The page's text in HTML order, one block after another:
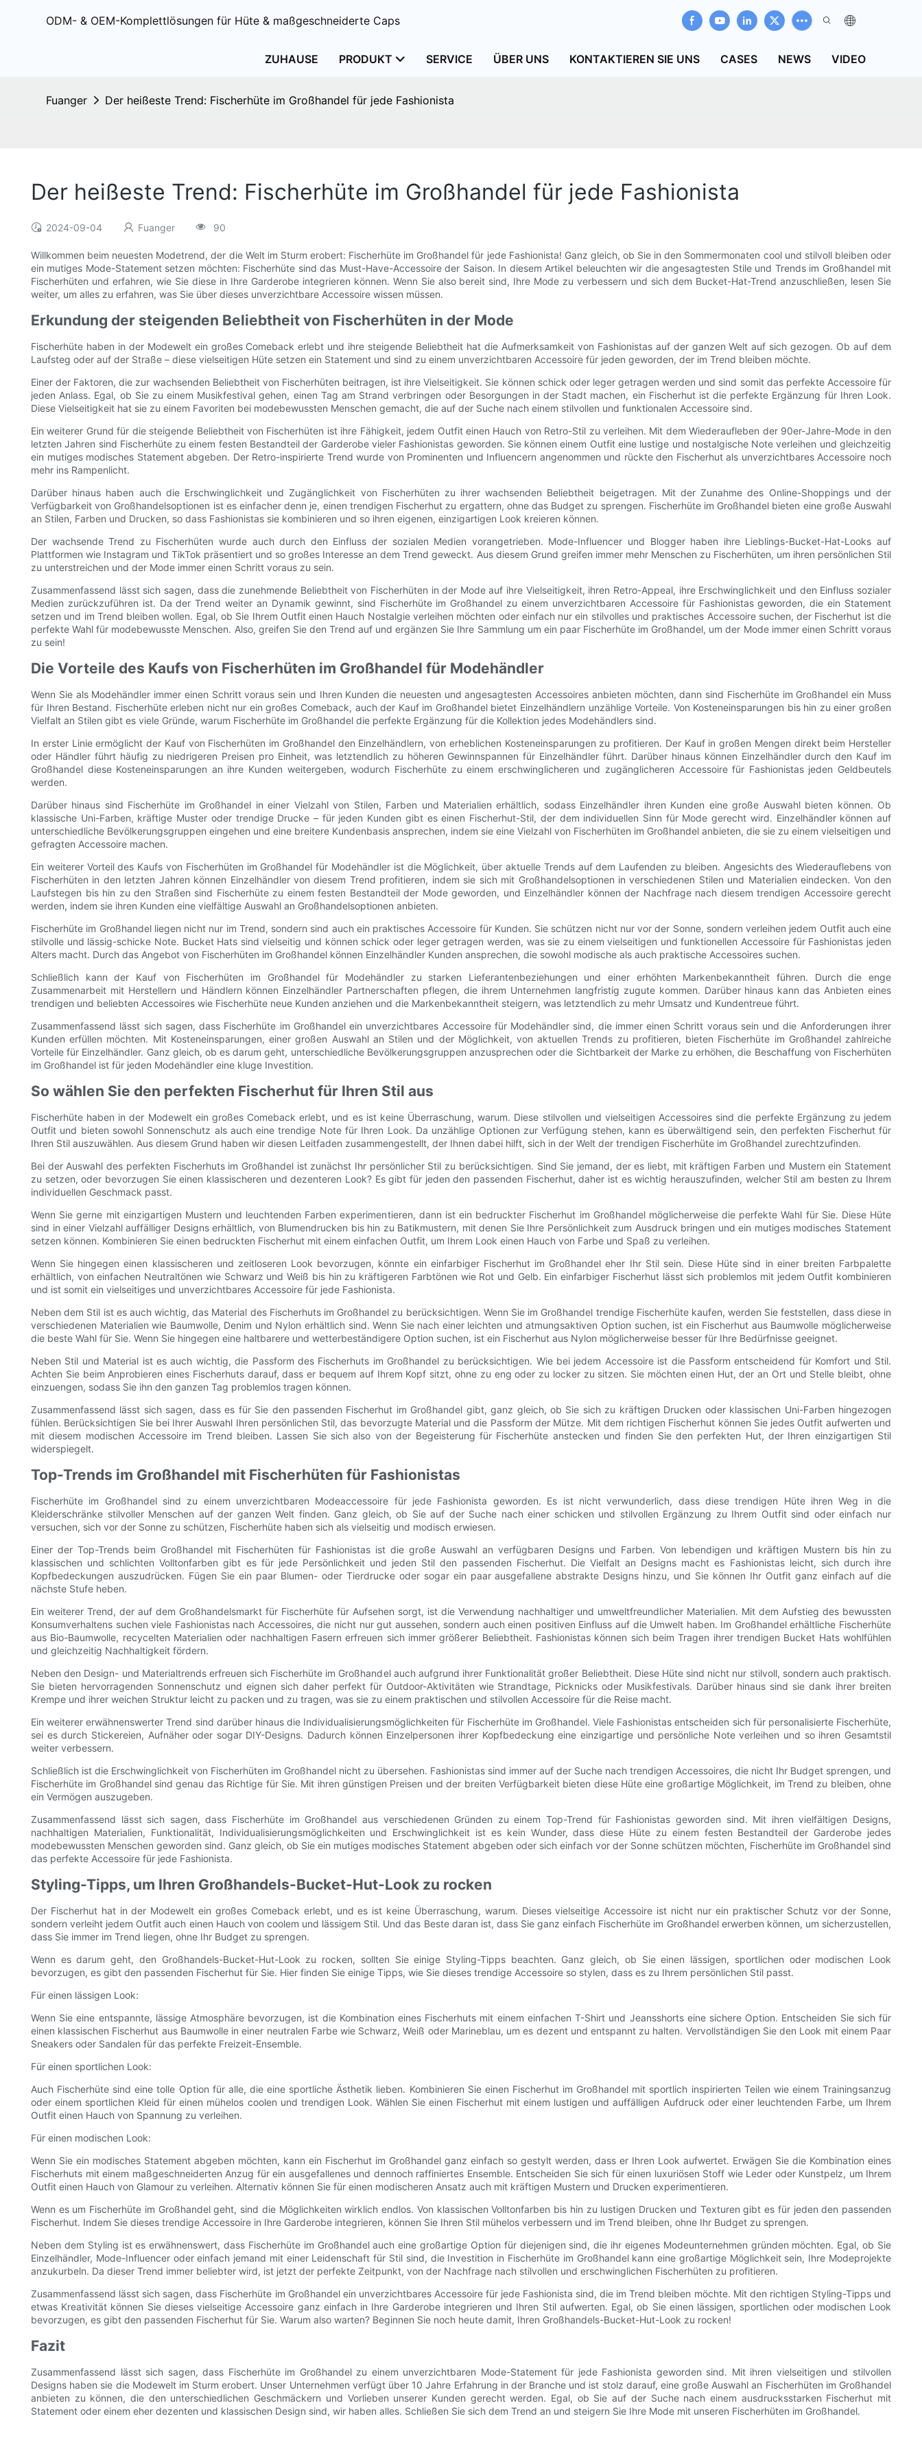
ODM- & OEM-Komplettlösungen für Hüte & maßgeschneiderte Caps
ZUHAUSE PRODUKT SERVICE ÜBER UNS KONTAKTIEREN SIE UNS CASES NEWS VIDEO
Fuanger Der heißeste Trend: Fischerhüte im Großhandel für jede Fashionista
Der heißeste Trend: Fischerhüte im Großhandel für jede Fashionista
2024-09-04 Fuanger 90
Willkommen beim neuesten Modetrend, der die Welt im Sturm erobert: Fischerhüte im Großhandel für jede Fashionista! Ganz gleich, ob Sie in den Sommermonaten cool und stilvoll bleiben oder
ein mutiges Mode-Statement setzen möchten: Fischerhüte sind das Must-Have-Accessoire der Saison. In diesem Artikel beleuchten wir die angesagtesten Stile und Trends im Großhandel mit
Fischerhüten und erfahren, wie Sie diese in Ihre Garderobe integrieren können. Wenn Sie also bereit sind, Ihre Mode zu verbessern und sich dem Bucket-Hat-Trend anzuschließen, lesen Sie
weiter, um alles zu erfahren, was Sie über dieses unverzichtbare Accessoire wissen müssen.
Erkundung der steigenden Beliebtheit von Fischerhüten in der Mode
Fischerhüte haben in der Modewelt ein großes Comeback erlebt und ihre steigende Beliebtheit hat die Aufmerksamkeit von Fashionistas auf der ganzen Welt auf sich gezogen. Ob auf dem
Laufsteg oder auf der Straße – diese vielseitigen Hüte setzen ein Statement und sind zu einem unverzichtbaren Accessoire für jeden geworden, der im Trend bleiben möchte.
Einer der Faktoren, die zur wachsenden Beliebtheit von Fischerhüten beitragen, ist ihre Vielseitigkeit. Sie können schick oder leger getragen werden und sind somit das perfekte Accessoire für
jeden Anlass. Egal, ob Sie zu einem Musikfestival gehen, einen Tag am Strand verbringen oder Besorgungen in der Stadt machen, ein Fischerhut ist die perfekte Ergänzung für Ihren Look.
Diese Vielseitigkeit hat sie zu einem Favoriten bei modebewussten Menschen gemacht, die auf der Suche nach einem stilvollen und funktionalen Accessoire sind.
Ein weiterer Grund für die steigende Beliebtheit von Fischerhüten ist ihre Fähigkeit, jedem Outfit einen Hauch von Retro-Stil zu verleihen. Mit dem Wiederaufleben der 90er-Jahre-Mode in den
letzten Jahren sind Fischerhüte zu einem festen Bestandteil der Garderobe vieler Fashionistas geworden. Sie können einem Outfit eine lustige und nostalgische Note verleihen und gleichzeitig
ein mutiges modisches Statement abgeben. Der Retro-inspirierte Trend wurde von Prominenten und Influencern angenommen und rückte den Fischerhut als unverzichtbares Accessoire noch
mehr ins Rampenlicht.
Darüber hinaus haben auch die Erschwinglichkeit und Zugänglichkeit von Fischerhüten zu ihrer wachsenden Beliebtheit beigetragen. Mit der Zunahme des Online-Shoppings und der
Verfügbarkeit von Großhandelsoptionen ist es einfacher denn je, einen trendigen Fischerhut zu ergattern, ohne das Budget zu sprengen. Fischerhüte im Großhandel bieten eine große Auswahl
an Stilen, Farben und Drucken, so dass Fashionistas sie kombinieren und so ihren eigenen, einzigartigen Look kreieren können.
Der wachsende Trend zu Fischerhüten wurde auch durch den Einfluss der sozialen Medien vorangetrieben. Mode-Influencer und Blogger haben ihre Lieblings-Bucket-Hat-Looks auf
Plattformen wie Instagram und TikTok präsentiert und so großes Interesse an dem Trend geweckt. Aus diesem Grund greifen immer mehr Menschen zu Fischerhüten, um ihren persönlichen Stil
zu unterstreichen und der Mode immer einen Schritt voraus zu sein.
Zusammenfassend lässt sich sagen, dass die zunehmende Beliebtheit von Fischerhüten in der Mode auf ihre Vielseitigkeit, ihren Retro-Appeal, ihre Erschwinglichkeit und den Einfluss sozialer
Medien zurückzuführen ist. Da der Trend weiter an Dynamik gewinnt, sind Fischerhüte im Großhandel zu einem unverzichtbaren Accessoire für Fashionistas geworden, die ein Statement
setzen und im Trend bleiben wollen. Egal, ob Sie Ihrem Outfit einen Hauch Nostalgie verleihen möchten oder einfach nur ein stilvolles und praktisches Accessoire suchen, der Fischerhut ist die
perfekte Wahl für modebewusste Menschen. Also, greifen Sie den Trend auf und ergänzen Sie Ihre Sammlung um ein paar Fischerhüte im Großhandel, um der Mode immer einen Schritt voraus
zu sein!
Die Vorteile des Kaufs von Fischerhüten im Großhandel für Modehändler
Wenn Sie als Modehändler immer einen Schritt voraus sein und Ihren Kunden die neuesten und angesagtesten Accessoires anbieten möchten, dann sind Fischerhüte im Großhandel ein Muss
für Ihren Bestand. Fischerhüte erleben nicht nur ein großes Comeback, auch der Kauf im Großhandel bietet Einzelhändlern unzählige Vorteile. Von Kosteneinsparungen bis hin zu einer großen
Vielfalt an Stilen gibt es viele Gründe, warum Fischerhüte im Großhandel die perfekte Ergänzung für die Kollektion jedes Modehändlers sind.
In erster Linie ermöglicht der Kauf von Fischerhüten im Großhandel den Einzelhändlern, von erheblichen Kosteneinsparungen zu profitieren. Der Kauf in großen Mengen direkt beim Hersteller
oder Händler führt häufig zu niedrigeren Preisen pro Einheit, was letztendlich zu höheren Gewinnspannen für Einzelhändler führt. Darüber hinaus können Einzelhändler durch den Kauf im
Großhandel diese Kosteneinsparungen an ihre Kunden weitergeben, wodurch Fischerhüte zu einem erschwinglicheren und zugänglicheren Accessoire für Fashionistas jeden Geldbeutels
werden.
Darüber hinaus sind Fischerhüte im Großhandel in einer Vielzahl von Stilen, Farben und Materialien erhältlich, sodass Einzelhändler ihren Kunden eine große Auswahl bieten können. Ob
klassische Uni-Farben, kräftige Muster oder trendige Drucke – für jeden Kunden gibt es einen Fischerhut-Stil, der dem individuellen Sinn für Mode gerecht wird. Einzelhändler können auf
unterschiedliche Bevölkerungsgruppen eingehen und eine breitere Kundenbasis ansprechen, indem sie eine Vielzahl von Fischerhüten im Großhandel anbieten, die sie zu einem vielseitigen und
gefragten Accessoire machen.
Ein weiterer Vorteil des Kaufs von Fischerhüten im Großhandel für Modehändler ist die Möglichkeit, über aktuelle Trends auf dem Laufenden zu bleiben. Angesichts des Wiederauflebens von
Fischerhüten in den letzten Jahren können Einzelhändler von diesem Trend profitieren, indem sie sich mit Großhandelsoptionen in verschiedenen Stilen und Materialien eindecken. Von den
Laufstegen bis hin zu den Straßen sind Fischerhüte zu einem festen Bestandteil der Mode geworden, und Einzelhändler können der Nachfrage nach diesem trendigen Accessoire gerecht
werden, indem sie ihren Kunden eine vielfältige Auswahl an Großhandelsoptionen anbieten.
Fischerhüte im Großhandel liegen nicht nur im Trend, sondern sind auch ein praktisches Accessoire für Kunden. Sie schützen nicht nur vor der Sonne, sondern verleihen jedem Outfit auch eine
stilvolle und lässig-schicke Note. Bucket Hats sind vielseitig und können schick oder leger getragen werden, was sie zu einem vielseitigen und funktionellen Accessoire für Fashionistas jeden
Alters macht. Durch das Angebot von Fischerhüten im Großhandel können Einzelhändler Kunden ansprechen, die sowohl modische als auch praktische Accessoires suchen.
Schließlich kann der Kauf von Fischerhüten im Großhandel für Modehändler zu starken Lieferantenbeziehungen und einer erhöhten Markenbekanntheit führen. Durch die enge
Zusammenarbeit mit Herstellern und Händlern können Einzelhändler Partnerschaften pflegen, die ihrem Unternehmen langfristig zugute kommen. Darüber hinaus kann das Anbieten eines
trendigen und beliebten Accessoires wie Fischerhüte neue Kunden anziehen und die Markenbekanntheit steigern, was letztendlich zu mehr Umsatz und Kundentreue führt.
Zusammenfassend lässt sich sagen, dass Fischerhüte im Großhandel ein unverzichtbares Accessoire für Modehändler sind, die immer einen Schritt voraus sein und die Anforderungen ihrer
Kunden erfüllen möchten. Mit Kosteneinsparungen, einer großen Auswahl an Stilen und der Möglichkeit, von aktuellen Trends zu profitieren, bieten Fischerhüte im Großhandel zahlreiche
Vorteile für Einzelhändler. Ganz gleich, ob es darum geht, unterschiedliche Bevölkerungsgruppen anzusprechen oder die Sichtbarkeit der Marke zu erhöhen, die Beschaffung von Fischerhüten
im Großhandel ist für jeden Modehändler eine kluge Investition.
So wählen Sie den perfekten Fischerhut für Ihren Stil aus
Fischerhüte haben in der Modewelt ein großes Comeback erlebt, und es ist keine Überraschung, warum. Diese stilvollen und vielseitigen Accessoires sind die perfekte Ergänzung zu jedem
Outfit und bieten sowohl Sonnenschutz als auch eine trendige Note für Ihren Look. Da unzählige Optionen zur Verfügung stehen, kann es überwältigend sein, den perfekten Fischerhut für
Ihren Stil auszuwählen. Aus diesem Grund haben wir diesen Leitfaden zusammengestellt, der Ihnen dabei hilft, sich in der Welt der trendigen Fischerhüte im Großhandel zurechtzufinden.
Bei der Auswahl des perfekten Fischerhuts im Großhandel ist zunächst Ihr persönlicher Stil zu berücksichtigen. Sind Sie jemand, der es liebt, mit kräftigen Farben und Mustern ein Statement
zu setzen, oder bevorzugen Sie einen klassischeren und dezenteren Look? Es gibt für jeden den passenden Fischerhut, daher ist es wichtig herauszufinden, welcher Stil am besten zu Ihrem
individuellen Geschmack passt.
Wenn Sie gerne mit einzigartigen Mustern und leuchtenden Farben experimentieren, dann ist ein bedruckter Fischerhut im Großhandel möglicherweise die perfekte Wahl für Sie. Diese Hüte
sind in einer Vielzahl auffälliger Designs erhältlich, von Blumendrucken bis hin zu Batikmustern, mit denen Sie Ihre Persönlichkeit zum Ausdruck bringen und ein mutiges modisches Statement
setzen können. Kombinieren Sie einen bedruckten Fischerhut mit einem einfachen Outfit, um Ihrem Look einen Hauch von Farbe und Spaß zu verleihen.
Wenn Sie hingegen einen klassischeren und zeitloseren Look bevorzugen, könnte ein einfarbiger Fischerhut im Großhandel eher Ihr Stil sein. Diese Hüte sind in einer breiten Farbpalette
erhältlich, von einfachen Neutraltönen wie Schwarz und Weiß bis hin zu kräftigeren Farbtönen wie Rot und Gelb. Ein einfarbiger Fischerhut lässt sich problemlos mit jedem Outfit kombinieren
und ist somit ein vielseitiges und unverzichtbares Accessoire für jede Fashionista.
Neben dem Stil ist es auch wichtig, das Material des Fischerhuts im Großhandel zu berücksichtigen. Wenn Sie im Großhandel trendige Fischerhüte kaufen, werden Sie feststellen, dass diese in
verschiedenen Materialien wie Baumwolle, Denim und Nylon erhältlich sind. Wenn Sie nach einer leichten und atmungsaktiven Option suchen, ist ein Fischerhut aus Baumwolle möglicherweise
die beste Wahl für Sie. Wenn Sie hingegen eine haltbarere und wetterbeständigere Option suchen, ist ein Fischerhut aus Nylon möglicherweise besser für Ihre Bedürfnisse geeignet.
Neben Stil und Material ist es auch wichtig, die Passform des Fischerhuts im Großhandel zu berücksichtigen. Wie bei jedem Accessoire ist die Passform entscheidend für Komfort und Stil.
Achten Sie beim Anprobieren eines Fischerhuts darauf, dass er bequem auf Ihrem Kopf sitzt, ohne zu eng oder zu locker zu sitzen. Sie möchten einen Hut, der an Ort und Stelle bleibt, ohne
einzuengen, sodass Sie ihn den ganzen Tag problemlos tragen können.
Zusammenfassend lässt sich sagen, dass es für Sie den passenden Fischerhut im Großhandel gibt, ganz gleich, ob Sie sich zu kräftigen Drucken oder klassischen Uni-Farben hingezogen
fühlen. Berücksichtigen Sie bei Ihrer Auswahl Ihren persönlichen Stil, das bevorzugte Material und die Passform der Mütze. Mit dem richtigen Fischerhut können Sie jedes Outfit aufwerten und
mit diesem modischen Accessoire im Trend bleiben. Lassen Sie sich also von der Begeisterung für Fischerhüte anstecken und finden Sie den perfekten Hut, der Ihren einzigartigen Stil
widerspiegelt.
Top-Trends im Großhandel mit Fischerhüten für Fashionistas
Fischerhüte im Großhandel sind zu einem unverzichtbaren Modeaccessoire für jede Fashionista geworden. Es ist nicht verwunderlich, dass diese trendigen Hüte ihren Weg in die
Kleiderschränke stilvoller Menschen auf der ganzen Welt finden. Ganz gleich, ob Sie auf der Suche nach einer schicken und stilvollen Ergänzung zu Ihrem Outfit sind oder einfach nur
versuchen, sich vor der Sonne zu schützen, Fischerhüte haben sich als vielseitig und modisch erwiesen.
Einer der Top-Trends beim Großhandel mit Fischerhüten für Fashionistas ist die große Auswahl an verfügbaren Designs und Farben. Von lebendigen und kräftigen Mustern bis hin zu
klassischen und schlichten Volltonfarben gibt es für jede Persönlichkeit und jeden Stil den passenden Fischerhut. Die Vielfalt an Designs macht es Fashionistas leicht, sich durch ihre
Kopfbedeckungen auszudrücken. Fügen Sie ein paar Blumen- oder Tierdrucke oder sogar ein paar ausgefallene abstrakte Designs hinzu, und Sie können Ihr Outfit ganz einfach auf die
nächste Stufe heben.
Ein weiterer Trend, der auf dem Großhandelsmarkt für Fischerhüte für Aufsehen sorgt, ist die Verwendung nachhaltiger und umweltfreundlicher Materialien. Mit dem Aufstieg des bewussten
Konsumverhaltens suchen viele Fashionistas nach Accessoires, die nicht nur gut aussehen, sondern auch einen positiven Einfluss auf die Umwelt haben. Im Großhandel erhältliche Fischerhüte
aus Bio-Baumwolle, recycelten Materialien oder nachhaltigen Fasern erfreuen sich immer größerer Beliebtheit. Fashionistas können sich beim Tragen ihrer trendigen Bucket Hats wohlfühlen
und gleichzeitig Nachhaltigkeit fördern.
Neben den Design- und Materialtrends erfreuen sich Fischerhüte im Großhandel auch aufgrund ihrer Funktionalität großer Beliebtheit. Diese Hüte sind nicht nur stilvoll, sondern auch praktisch.
Sie bieten hervorragenden Sonnenschutz und eignen sich daher perfekt für Outdoor-Aktivitäten wie Strandtage, Picknicks oder Musikfestivals. Darüber hinaus sind sie dank ihrer breiten
Krempe und ihrer weichen Struktur leicht zu packen und zu tragen, was sie zu einem praktischen und stilvollen Accessoire für die Reise macht.
Ein weiterer erwähnenswerter Trend sind darüber hinaus die Individualisierungsmöglichkeiten für Fischerhüte im Großhandel. Viele Fashionistas entscheiden sich für personalisierte Fischerhüte,
sei es durch Stickereien, Aufnäher oder sogar DIY-Designs. Dadurch können Einzelpersonen ihrer Kopfbedeckung eine einzigartige und persönliche Note verleihen und so ihren Gesamtstil
weiter verbessern.
Schließlich ist die Erschwinglichkeit von Fischerhüten im Großhandel nicht zu übersehen. Fashionistas sind immer auf der Suche nach trendigen Accessoires, die nicht Ihr Budget sprengen, und
Fischerhüte im Großhandel sind genau das Richtige für Sie. Mit ihren günstigen Preisen und der breiten Verfügbarkeit bieten diese Hüte eine großartige Möglichkeit, im Trend zu bleiben, ohne
ein Vermögen auszugeben.
Zusammenfassend lässt sich sagen, dass Fischerhüte im Großhandel aus verschiedenen Gründen zu einem Top-Trend für Fashionistas geworden sind. Mit ihren vielfältigen Designs,
nachhaltigen Materialien, Funktionalität, Individualisierungsmöglichkeiten und Erschwinglichkeit ist es kein Wunder, dass diese Hüte zu einem festen Bestandteil der Garderobe jedes
modebewussten Menschen geworden sind. Ganz gleich, ob Sie ein mutiges modisches Statement abgeben oder sich einfach vor der Sonne schützen möchten, Fischerhüte im Großhandel sind
das perfekte Accessoire für jede Fashionista.
Styling-Tipps, um Ihren Großhandels-Bucket-Hut-Look zu rocken
Der Fischerhut hat in der Modewelt ein großes Comeback erlebt, und es ist keine Überraschung, warum. Dieses vielseitige Accessoire ist nicht nur ein praktischer Schutz vor der Sonne,
sondern verleiht jedem Outfit auch einen Hauch von coolem und lässigem Stil. Und das Beste daran ist, dass Sie ganz einfach Fischerhüte im Großhandel erwerben können, um sicherzustellen,
dass Sie immer im Trend liegen, ohne Ihr Budget zu sprengen.
Wenn es darum geht, den Großhandels-Bucket-Hut-Look zu rocken, sollten Sie einige Styling-Tipps beachten. Ganz gleich, ob Sie einen lässigen, sportlichen oder modischen Look
bevorzugen, es gibt den passenden Fischerhut für Sie. Hier finden Sie einige Tipps, wie Sie dieses trendige Accessoire so stylen, dass es zu Ihrem persönlichen Stil passt.
Für einen lässigen Look:
Wenn Sie eine entspannte, lässige Atmosphäre bevorzugen, ist die Kombination eines Fischerhuts mit einem einfachen T-Shirt und Jeansshorts eine sichere Option. Entscheiden Sie sich für
einen klassischen Fischerhut aus Baumwolle in einer neutralen Farbe wie Schwarz, Weiß oder Marineblau, um es dezent und entspannt zu halten. Vervollständigen Sie den Look mit einem Paar
Sneakers oder Sandalen für das perfekte Freizeit-Ensemble.
Für einen sportlichen Look:
Auch Fischerhüte sind eine tolle Option für alle, die eine sportliche Ästhetik lieben. Kombinieren Sie einen Fischerhut im Großhandel mit sportlich inspirierten Teilen wie einem Trainingsanzug
oder einem sportlichen Kleid für einen mühelos coolen und trendigen Look. Wählen Sie einen Fischerhut mit einem lustigen und auffälligen Aufdruck oder einer leuchtenden Farbe, um Ihrem
Outfit einen Hauch von Spannung zu verleihen.
Für einen modischen Look:
Wenn Sie ein modisches Statement abgeben möchten, kann ein Fischerhut im Großhandel ganz einfach so gestylt werden, dass er Ihren Look aufwertet. Erwägen Sie die Kombination eines
Fischerhuts mit einem maßgeschneiderten Anzug für ein ausgefallenes und dennoch raffiniertes Ensemble. Entscheiden Sie sich für einen luxuriösen Stoff wie Leder oder Kunstpelz, um Ihrem
Outfit einen Hauch von Glamour zu verleihen. Alternativ können Sie für einen modischeren Ansatz auch mit kräftigen Mustern und Drucken experimentieren.
Wenn es um Fischerhüte im Großhandel geht, sind die Möglichkeiten wirklich endlos. Von klassischen Volltonfarben bis hin zu lustigen Drucken und Texturen gibt es für jeden den passenden
Fischerhut. Indem Sie dieses trendige Accessoire in Ihre Garderobe integrieren, können Sie Ihren Stil mühelos verbessern und im Trend bleiben, ohne Ihr Budget zu sprengen.
Neben dem Styling ist es erwähnenswert, dass Fischerhüte im Großhandel auch eine großartige Option für diejenigen sind, die ihr eigenes Modeunternehmen gründen möchten. Egal, ob Sie
Einzelhändler, Mode-Influencer oder einfach jemand mit einer Leidenschaft für Stil sind, die Investition in Fischerhüte im Großhandel kann eine großartige Möglichkeit sein, Ihre Modeprojekte
anzukurbeln. Da dieser Trend immer beliebter wird, ist jetzt der perfekte Zeitpunkt, von der Nachfrage nach stilvollen und erschwinglichen Fischerhüten zu profitieren.
Zusammenfassend lässt sich sagen, dass Fischerhüte im Großhandel ein unverzichtbares Accessoire für jede Fashionista sind, die im Trend bleiben möchte. Mit den richtigen Styling-Tipps und
etwas Kreativität können Sie dieses vielseitige Accessoire ganz einfach in Ihre Garderobe integrieren und Ihren Stil aufwerten. Egal, ob Sie einen lässigen, sportlichen oder modischen Look
bevorzugen, es gibt den passenden Fischerhut für Sie. Warum also warten? Beginnen Sie noch heute damit, Ihren Großhandels-Bucket-Hut-Look zu rocken!
Fazit
Zusammenfassend lässt sich sagen, dass Fischerhüte im Großhandel zu einem unverzichtbaren Mode-Statement für jede Fashionista geworden sind. Mit ihren vielseitigen und stilvollen
Designs haben sie die Modewelt im Sturm erobert. Unser Unternehmen verfügt über 10 Jahre Erfahrung in der Branche und ist stolz darauf, eine große Auswahl an Fischerhüten im Großhandel
anbieten zu können, die den unterschiedlichen Geschmäckern und Vorlieben unserer Kunden gerecht werden. Egal, ob Sie auf der Suche nach einem ausdrucksstarken Fischerhut mit
Statement oder einem eher dezenten und klassischen Design sind, wir haben alles. Schließen Sie sich dem Trend an und steigern Sie Ihre Mode mit unseren Fischerhüten im Großhandel.